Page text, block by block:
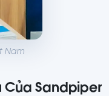
Nam
Của Sandpiper